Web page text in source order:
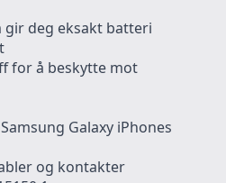
gir deg eksakt batteri
for å beskytte mot
Galaxy iPhones
og kontakter